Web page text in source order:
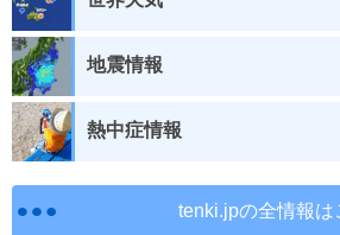
地震情報
熱中症情報
tenki.jpの全情報は